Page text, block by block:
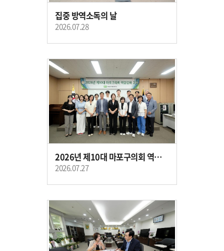
집중 방역소독의 날
2026.07.28
2026년 제10대 마포구의회 역량강화 교육
2026.07.27